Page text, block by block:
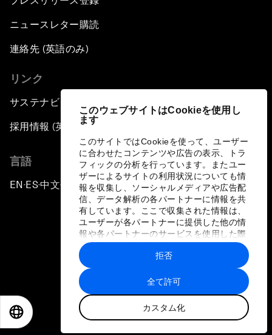
このウェブサイトはCookieを使用し
ます
このサイトではCookieを使って、ユーザー
に合わせたコンテンツや広告の表示、トラ
フィックの分析を行っています。またユー
ザーによるサイトの利用状況についても情
報を収集し、ソーシャルメディアや広告配
信、データ解析の各パートナーに情報を共
有しています。ここで収集された情報は、
ユーザーが各パートナーに提供した他の情
報や各パートナーのサービスを使用した際
に収集された情報と組み合わされ、各パー
トナーによって使用されることがありま
す。
全て許可
カスタム化
拒否
ニュースレター購読
連絡先 (英語のみ)
リンク
サステナビリティへの取り組み
採用情報 (英語のみ)
言語
EN ▪ES▪中文▪ 日本語
プライバシーポリシーと利用規約
サイトマップ
©
世界経済フォーラム